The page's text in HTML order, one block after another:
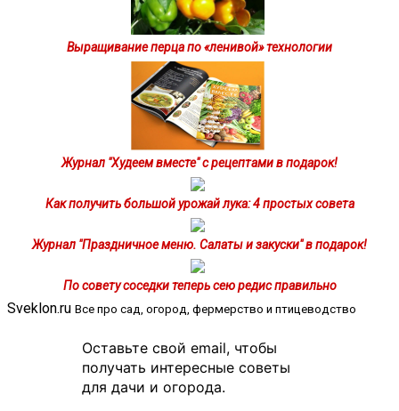
Выращивание перца по «ленивой» технологии
Журнал "Худеем вместе" с рецептами в подарок!
Как получить большой урожай лука: 4 простых совета
Журнал "Праздничное меню. Салаты и закуски" в подарок!
По совету соседки теперь сею редис правильно
Sveklon.ru Все про сад, огород, фермерство и птицеводство
Оставьте свой email, чтобы
получать интересные советы
для дачи и огорода.